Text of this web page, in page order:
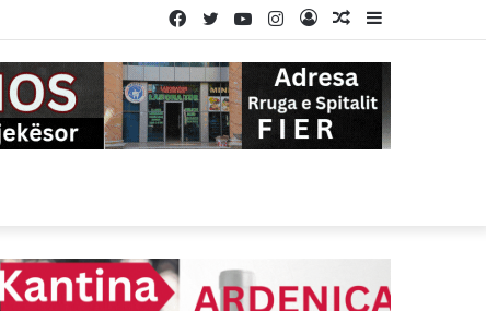
Sidebar
Random
Log
Instagram
YouTube
Twitter
Facebook